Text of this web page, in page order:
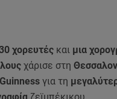
χορευτές και μια
χάρισε στη
για τη